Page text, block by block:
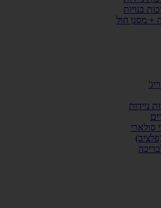
בנויות
+ מסנן חול
ניידות
סולארי